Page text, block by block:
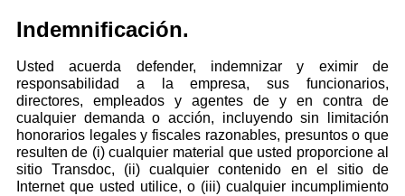
Indemnificación.
Usted acuerda defender, indemnizar y eximir de
responsabilidad a la empresa, sus funcionarios,
directores, empleados y agentes de y en contra de
cualquier demanda o acción, incluyendo sin limitación
honorarios legales y fiscales razonables, presuntos o que
resulten de (i) cualquier material que usted proporcione al
sitio Transdoc, (ii) cualquier contenido en el sitio de
Internet que usted utilice, o (iii) cualquier incumplimiento